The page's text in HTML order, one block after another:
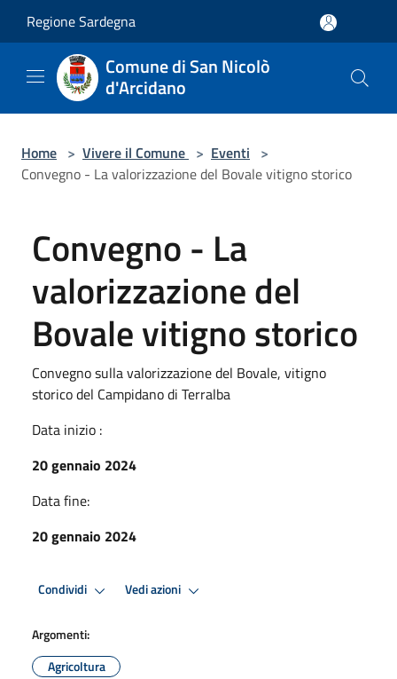
Regione Sardegna
Comune di San Nicolò
d'Arcidano
Home > Vivere il Comune > Eventi >
Convegno - La valorizzazione del Bovale vitigno storico
Convegno - La
valorizzazione del
Bovale vitigno storico
Convegno sulla valorizzazione del Bovale, vitigno
storico del Campidano di Terralba
Data inizio :
20 gennaio 2024
Data fine:
20 gennaio 2024
Condividi Vedi azioni
Argomenti:
Agricoltura